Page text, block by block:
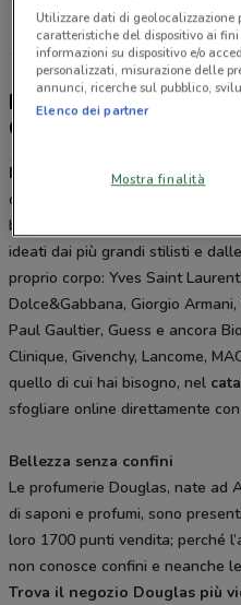
Douglas - sconti e
Card
Douglas
è una catena che si
cosmetici, articoli di make up e
bellezza e di benessere. Da
ideati dai più grandi stilisti e
proprio corpo: Yves Saint
Dolce&Gabbana, Giorgio
Paul Gaultier, Guess e ancora
Clinique, Givenchy, Lancome,
quello di cui hai bisogno, nel
sfogliare online direttamente con
Bellezza senza confini
Le profumerie Douglas, nate ad
di saponi e profumi, sono
loro 1700 punti vendita; perché
non conosce confini e neanche
Trova il negozio Douglas più
Utilizzare dati di geolocalizzazione
caratteristiche del dispositivo ai
informazioni su dispositivo e/o
personalizzati, misurazione delle
annunci, ricerche sul pubblico,
Elenco dei partner
Mostra finalità